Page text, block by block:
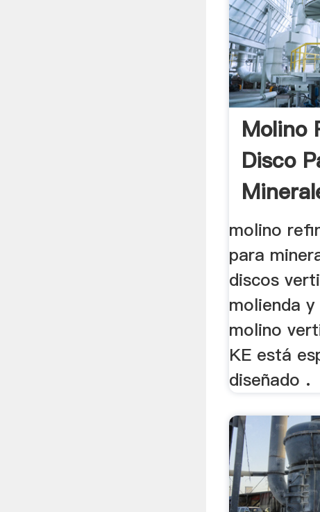
Molino
Disco
molino
para
discos
molienda y
molino
KE está
diseñado .